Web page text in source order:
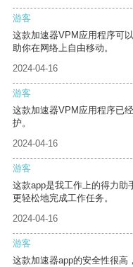
游客
这款加速器VPM应用程序可
助你在网络上自由移动。
2024-04-16
游客
这款加速器VPM应用程序已
护。
2024-04-16
游客
这款app是我工作上的得力助
更轻松地完成工作任务。
2024-04-16
游客
这款加速器app的安全性很高